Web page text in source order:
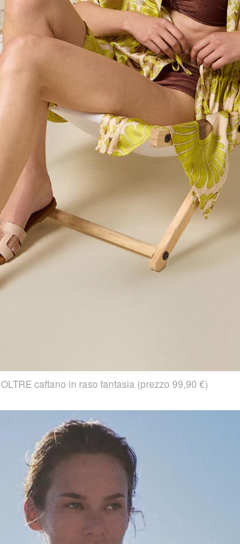
OLTRE caftano in raso fantasia (prezzo 99,90 €)